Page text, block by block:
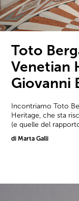
Toto
Venetian
Giovanni
Incontriamo Toto
Heritage, che sta
(e quelle del
di Marta Galli